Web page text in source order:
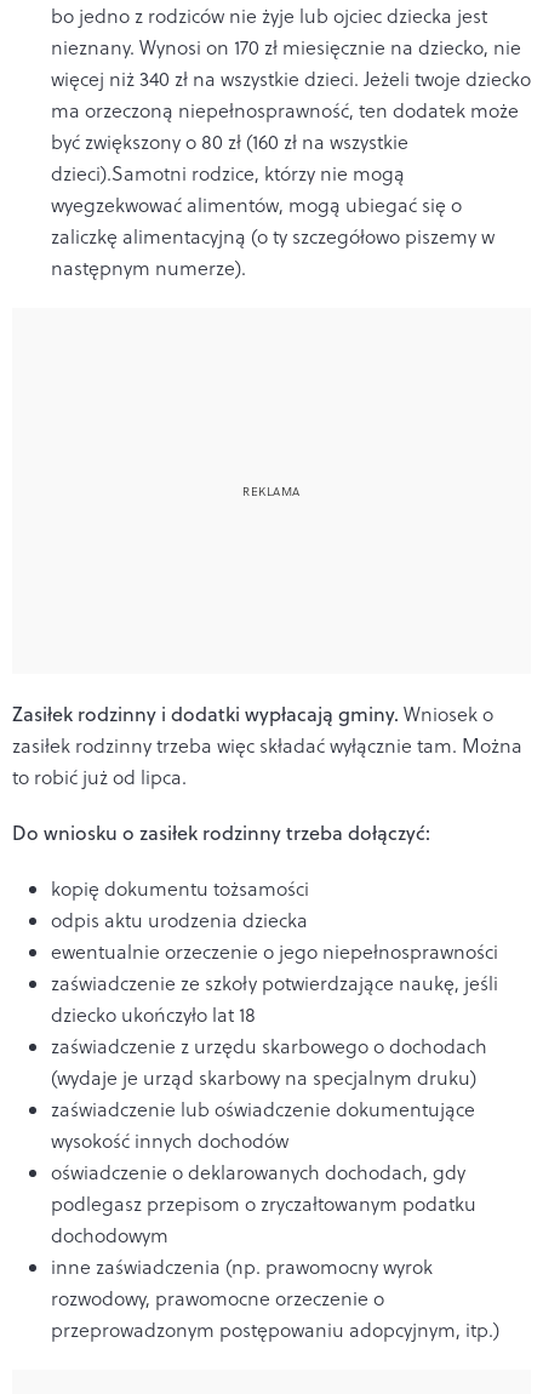
bo jedno z rodziców nie żyje lub ojciec dziecka jest
nieznany. Wynosi on 170 zł miesięcznie na dziecko, nie
więcej niż 340 zł na wszystkie dzieci. Jeżeli twoje dziecko
ma orzeczoną niepełnosprawność, ten dodatek może
być zwiększony o 80 zł (160 zł na wszystkie
dzieci).Samotni rodzice, którzy nie mogą
wyegzekwować alimentów, mogą ubiegać się o
zaliczkę alimentacyjną (o ty szczegółowo piszemy w
następnym numerze).
Zasiłek rodzinny i dodatki wypłacają gminy. Wniosek o
zasiłek rodzinny trzeba więc składać wyłącznie tam. Można
to robić już od lipca.
Do wniosku o zasiłek rodzinny trzeba dołączyć:
kopię dokumentu tożsamości
odpis aktu urodzenia dziecka
ewentualnie orzeczenie o jego niepełnosprawności
zaświadczenie ze szkoły potwierdzające naukę, jeśli
dziecko ukończyło lat 18
zaświadczenie z urzędu skarbowego o dochodach
(wydaje je urząd skarbowy na specjalnym druku)
zaświadczenie lub oświadczenie dokumentujące
wysokość innych dochodów
oświadczenie o deklarowanych dochodach, gdy
podlegasz przepisom o zryczałtowanym podatku
dochodowym
inne zaświadczenia (np. prawomocny wyrok
rozwodowy, prawomocne orzeczenie o
przeprowadzonym postępowaniu adopcyjnym, itp.)